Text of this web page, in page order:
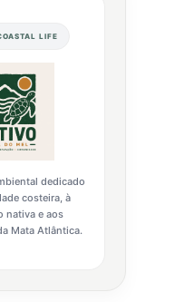
LIFE
dedicado
costeira, à
nativa e aos
Mata Atlântica.